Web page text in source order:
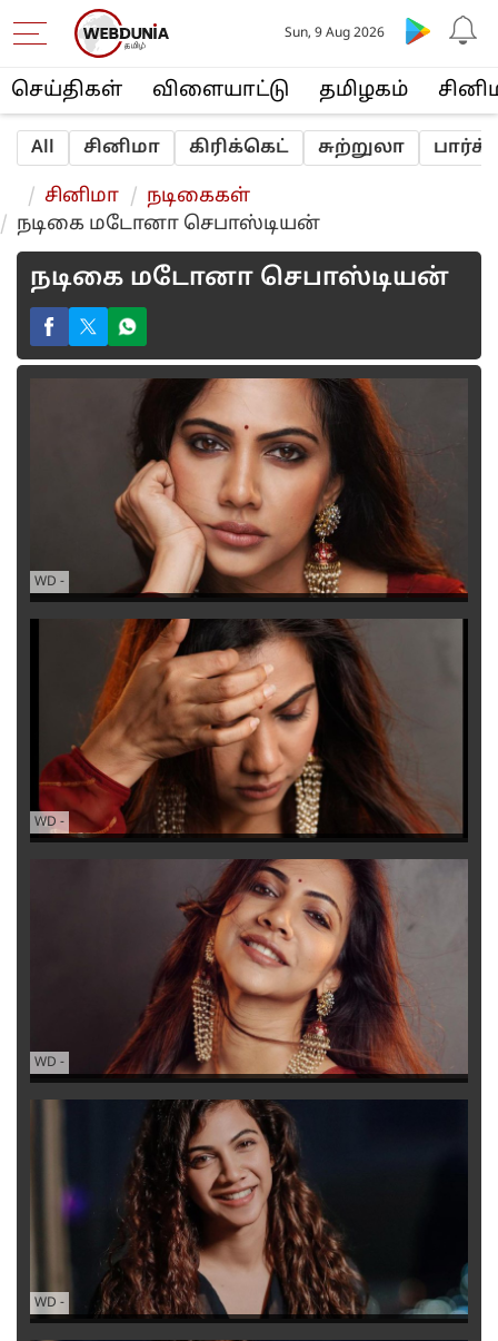
செய்திகள் விளையா‌ட்டு த‌மிழக‌ம்
Sun, 9 Aug 2026
All சினிமா ‌‌கி‌ரி‌க்கெ‌ட் சுற்றுலா
சினிமா
நடிகைக‌ள்
நடிகை மடோனா செபாஸ்டியன்
நடிகை மடோனா செபாஸ்டியன்
WD -
WD -
WD -
WD -